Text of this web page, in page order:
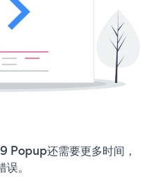
Popup还需要更多时间，
。